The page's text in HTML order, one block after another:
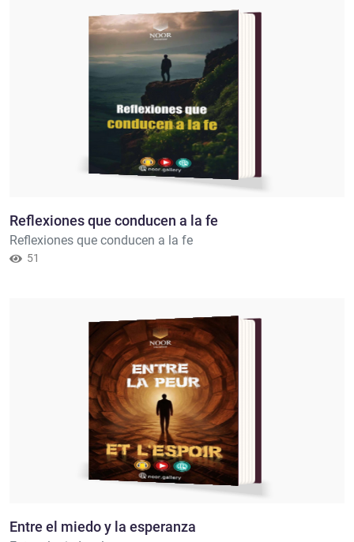
Reflexiones que conducen a la fe
Reflexiones que conducen a la fe
51
Entre el miedo y la esperanza